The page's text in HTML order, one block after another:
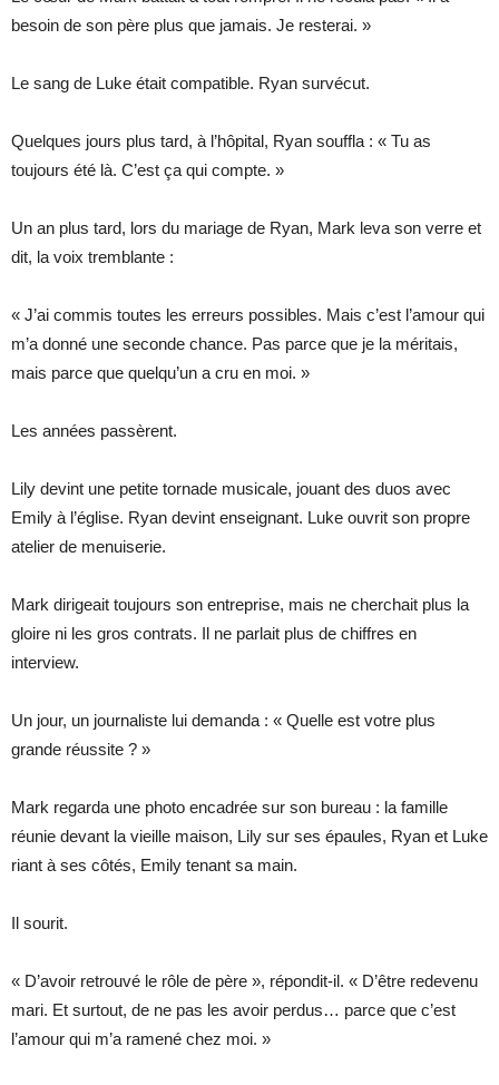
besoin de son père plus que jamais. Je resterai. »
Le sang de Luke était compatible. Ryan survécut.
Quelques jours plus tard, à l’hôpital, Ryan souffla : « Tu as
toujours été là. C’est ça qui compte. »
Un an plus tard, lors du mariage de Ryan, Mark leva son verre et
dit, la voix tremblante :
« J’ai commis toutes les erreurs possibles. Mais c’est l’amour qui
m’a donné une seconde chance. Pas parce que je la méritais,
mais parce que quelqu’un a cru en moi. »
Les années passèrent.
Lily devint une petite tornade musicale, jouant des duos avec
Emily à l’église. Ryan devint enseignant. Luke ouvrit son propre
atelier de menuiserie.
Mark dirigeait toujours son entreprise, mais ne cherchait plus la
gloire ni les gros contrats. Il ne parlait plus de chiffres en
interview.
Un jour, un journaliste lui demanda : « Quelle est votre plus
grande réussite ? »
Mark regarda une photo encadrée sur son bureau : la famille
réunie devant la vieille maison, Lily sur ses épaules, Ryan et Luke
riant à ses côtés, Emily tenant sa main.
Il sourit.
« D’avoir retrouvé le rôle de père », répondit-il. « D’être redevenu
mari. Et surtout, de ne pas les avoir perdus… parce que c’est
l’amour qui m’a ramené chez moi. »